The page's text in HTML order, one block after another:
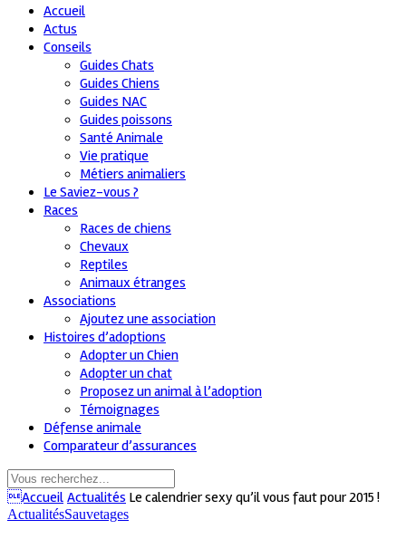
Accueil
Actus
Conseils
Guides Chats
Guides Chiens
Guides NAC
Guides poissons
Santé Animale
Vie pratique
Métiers animaliers
Le Saviez-vous ?
Races
Races de chiens
Chevaux
Reptiles
Animaux étranges
Associations
Ajoutez une association
Histoires d’adoptions
Adopter un Chien
Adopter un chat
Proposez un animal à l’adoption
Témoignages
Défense animale
Comparateur d’assurances
Accueil Actualités Le calendrier sexy qu’il vous faut pour 2015 !
ActualitésSauvetages